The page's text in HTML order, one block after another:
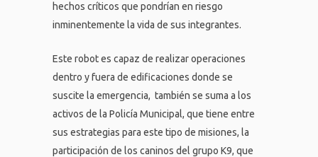
hechos críticos que pondrían en riesgo
inminentemente la vida de sus integrantes.
Este robot es capaz de realizar operaciones
dentro y fuera de edificaciones donde se
suscite la emergencia, también se suma a los
activos de la Policía Municipal, que tiene entre
sus estrategias para este tipo de misiones, la
participación de los caninos del grupo K9, que